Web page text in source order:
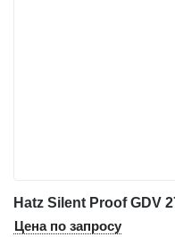
Hatz Silent Proof GDV
Цена по запросу